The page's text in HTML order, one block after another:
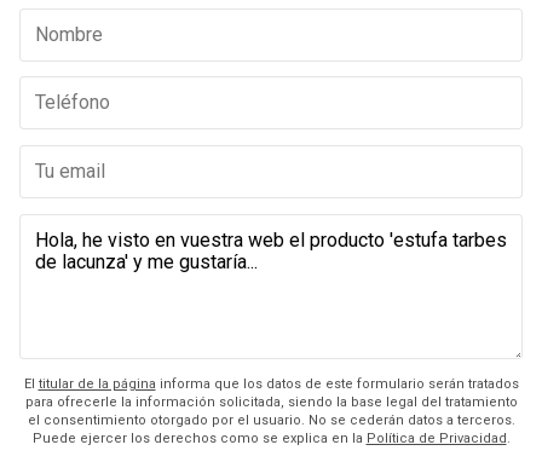
El titular de la página informa que los datos de este formulario serán tratados
para ofrecerle la información solicitada, siendo la base legal del tratamiento
el consentimiento otorgado por el usuario. No se cederán datos a terceros.
Puede ejercer los derechos como se explica en la Política de Privacidad.